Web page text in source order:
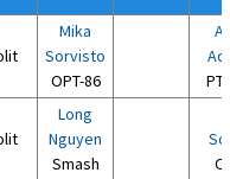
Mika
Sorvisto
OPT-86
PT
Long
Nguyen
Smash